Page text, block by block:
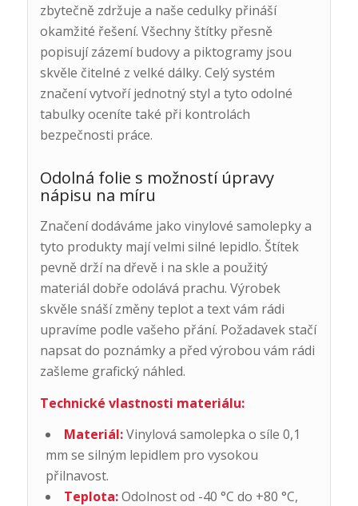
zbytečně zdržuje a naše cedulky přináší
okamžité řešení. Všechny štítky přesně
popisují zázemí budovy a piktogramy jsou
skvěle čitelné z velké dálky. Celý systém
značení vytvoří jednotný styl a tyto odolné
tabulky oceníte také při kontrolách
bezpečnosti práce.
Odolná folie s možností úpravy
nápisu na míru
Značení dodáváme jako vinylové samolepky a
tyto produkty mají velmi silné lepidlo. Štítek
pevně drží na dřevě i na skle a použitý
materiál dobře odolává prachu. Výrobek
skvěle snáší změny teplot a text vám rádi
upravíme podle vašeho přání. Požadavek stačí
napsat do poznámky a před výrobou vám rádi
zašleme grafický náhled.
Technické vlastnosti materiálu:
Materiál:Vinylová samolepka o síle 0,1
mm se silným lepidlem pro vysokou
přilnavost.
Teplota:Odolnost od -40 °C do +80 °C,